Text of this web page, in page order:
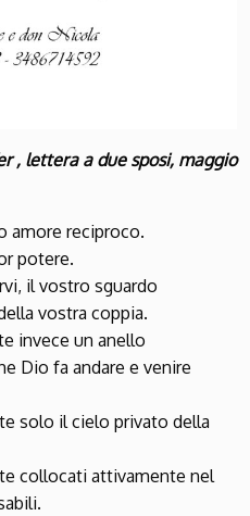
, lettera a due sposi, maggio
amore reciproco.
potere.
il vostro sguardo
vostra coppia.
invece un anello
Dio fa andare e venire
solo il cielo privato della
collocati attivamente nel